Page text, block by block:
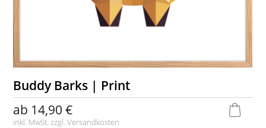
Buddy Barks | Print
ab 14,90 €
inkl. MwSt. zzgl.Versandkosten